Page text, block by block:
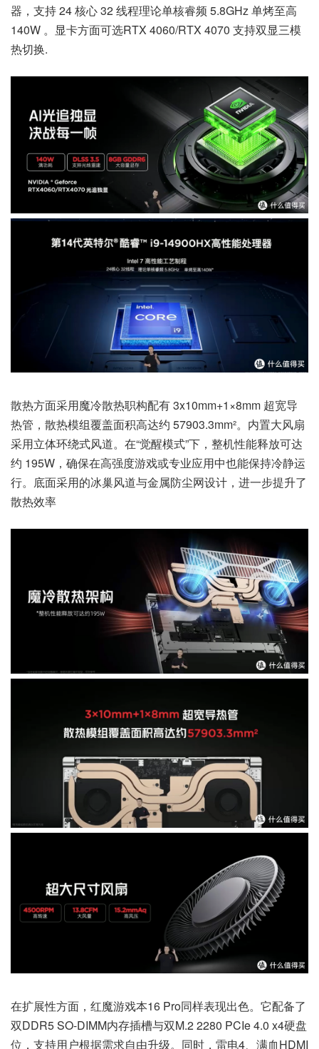
器，支持 24 核心 32 线程理论单核睿频 5.8GHz 单烤至高
140W 。显卡方面可选RTX 4060/RTX 4070 支持双显三模
热切换.
散热方面采用魔冷散热职构配有 3x10mm+1×8mm 超宽导
热管，散热模组覆盖面积高达约 57903.3mm²。内置大风扇
采用立体环绕式风道。 在“觉醒模式”下，整机性能释放可达
约 195W，确保在高强度游戏或专业应用中也能保持冷静运
行。底面采用的冰巢风道与金属防尘网设计，进一步提升了
散热效率
在扩展性方面，红魔游戏本16 Pro同样表现出色。它配备了
双DDR5 SO-DIMM内存插槽与双M.2 2280 PCIe 4.0 x4硬盘
位，支持用户根据需求自由升级。同时，雷电4、满血HDMI